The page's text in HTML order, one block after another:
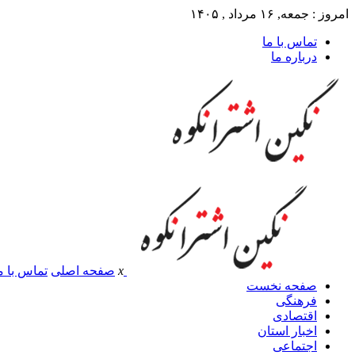
امروز : جمعه, ۱۶ مرداد , ۱۴۰۵
تماس با ما
درباره ما
x صفحه اصلی تماس با
صفحه نخست
فرهنگی
اقتصادی
اخبار استان
اجتماعی